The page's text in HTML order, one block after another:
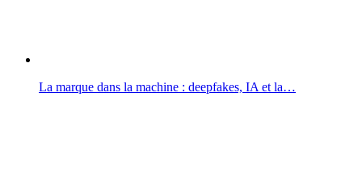
La marque dans la machine : deepfakes, IA et la…